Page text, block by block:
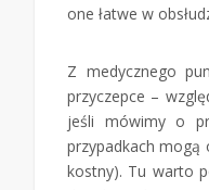
one łatwe w
Z medycznego
przyczepce –
jeśli mówimy o
przypadkach mogą
kostny). Tu warto